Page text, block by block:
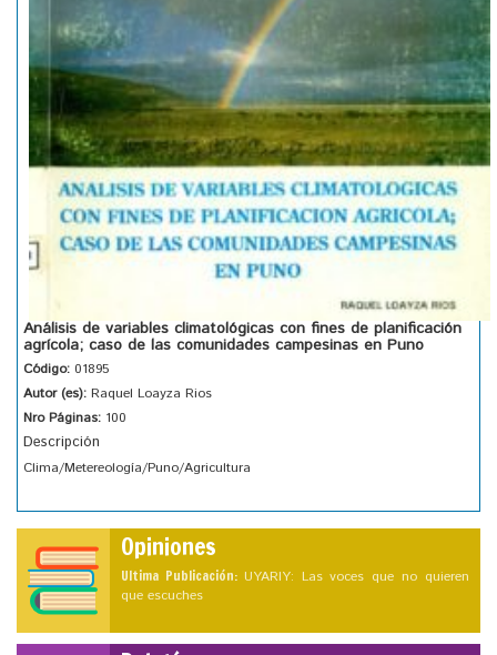
Análisis de variables climatológicas con fines de planificación
agrícola; caso de las comunidades campesinas en Puno
Código: 01895
Autor (es): Raquel Loayza Rios
Nro Páginas: 100
Descripción
Clima/Metereología/Puno/Agricultura
Opiniones
Ultima Publicación: UYARIY: Las voces que no quieren
que escuches